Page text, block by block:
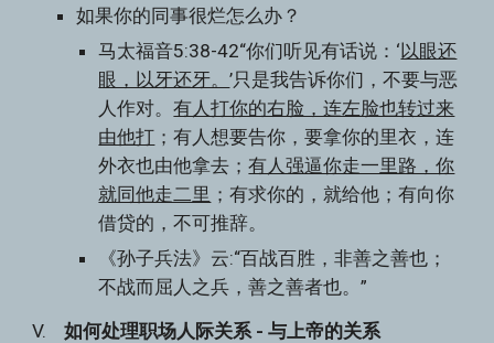
如果你的同事很烂怎么办？
马太福音5:38-42“你们听见有话说：‘以眼还
眼，以牙还牙。’只是我告诉你们，不要与恶
人作对。有人打你的右脸，连左脸也转过来
由他打 ；有人想要告你，要拿你的里衣，连
外衣也由他拿去；有人强逼你走一里路，你
就同他走二里 ；有求你的，就给他；有向你
借贷的，不可推辞。
《孙子兵法》云:“百战百胜，非善之善也；
不战而屈人之兵，善之善者也。”
V. 如何处理职场人际关系 - 与上帝的关系